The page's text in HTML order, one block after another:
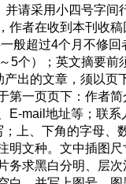
请采用小四号字间
作者在收到本刊收
般超过4个月不修回
个）；英文摘要前
出的文章，须以页
第一页页下：作者
mail地址等；联系
上、下角的字母、
文种。文中插图
务求黑白分明、层